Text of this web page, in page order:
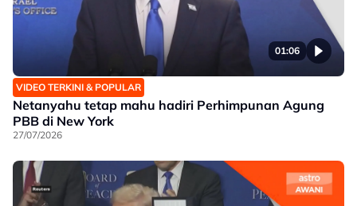
01:06
VIDEO TERKINI & POPULAR
Netanyahu tetap mahu hadiri Perhimpunan Agung
PBB di New York
27/07/2026